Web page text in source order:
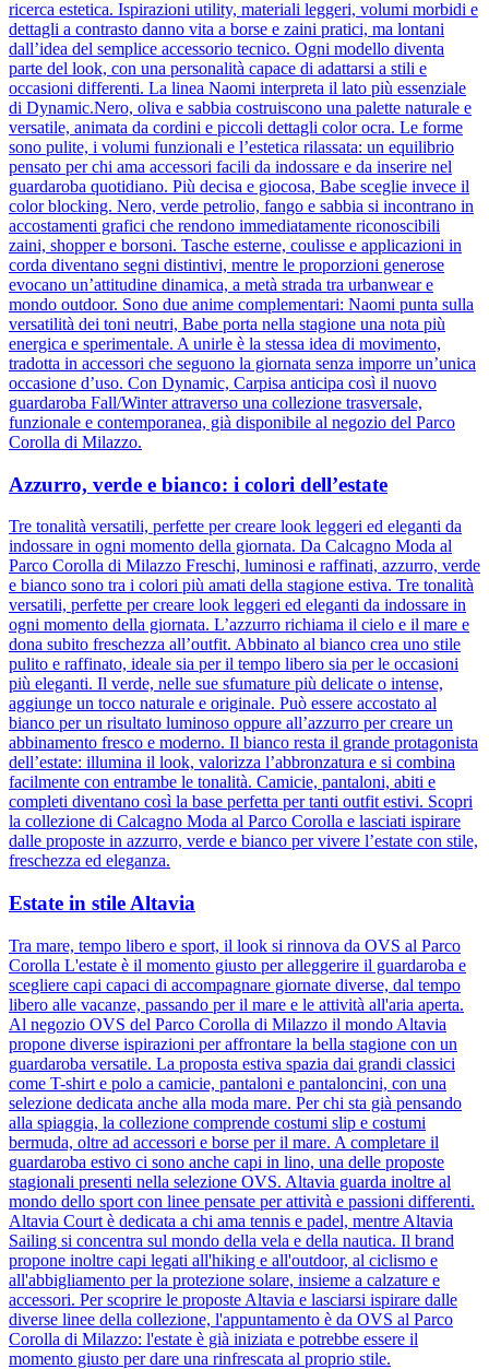
ricerca estetica. Ispirazioni utility, materiali leggeri, volumi morbidi e
dettagli a contrasto danno vita a borse e zaini pratici, ma lontani
dall’idea del semplice accessorio tecnico. Ogni modello diventa
parte del look, con una personalità capace di adattarsi a stili e
occasioni differenti. La linea Naomi interpreta il lato più essenziale
di Dynamic.Nero, oliva e sabbia costruiscono una palette naturale e
versatile, animata da cordini e piccoli dettagli color ocra. Le forme
sono pulite, i volumi funzionali e l’estetica rilassata: un equilibrio
pensato per chi ama accessori facili da indossare e da inserire nel
guardaroba quotidiano. Più decisa e giocosa, Babe sceglie invece il
color blocking. Nero, verde petrolio, fango e sabbia si incontrano in
accostamenti grafici che rendono immediatamente riconoscibili
zaini, shopper e borsoni. Tasche esterne, coulisse e applicazioni in
corda diventano segni distintivi, mentre le proporzioni generose
evocano un’attitudine dinamica, a metà strada tra urbanwear e
mondo outdoor. Sono due anime complementari: Naomi punta sulla
versatilità dei toni neutri, Babe porta nella stagione una nota più
energica e sperimentale. A unirle è la stessa idea di movimento,
tradotta in accessori che seguono la giornata senza imporre un’unica
occasione d’uso. Con Dynamic, Carpisa anticipa così il nuovo
guardaroba Fall/Winter attraverso una collezione trasversale,
funzionale e contemporanea, già disponibile al negozio del Parco
Corolla di Milazzo.
Azzurro, verde e bianco: i colori dell’estate
Tre tonalità versatili, perfette per creare look leggeri ed eleganti da
indossare in ogni momento della giornata. Da Calcagno Moda al
Parco Corolla di Milazzo Freschi, luminosi e raffinati, azzurro, verde
e bianco sono tra i colori più amati della stagione estiva. Tre tonalità
versatili, perfette per creare look leggeri ed eleganti da indossare in
ogni momento della giornata. L’azzurro richiama il cielo e il mare e
dona subito freschezza all’outfit. Abbinato al bianco crea uno stile
pulito e raffinato, ideale sia per il tempo libero sia per le occasioni
più eleganti. Il verde, nelle sue sfumature più delicate o intense,
aggiunge un tocco naturale e originale. Può essere accostato al
bianco per un risultato luminoso oppure all’azzurro per creare un
abbinamento fresco e moderno. Il bianco resta il grande protagonista
dell’estate: illumina il look, valorizza l’abbronzatura e si combina
facilmente con entrambe le tonalità. Camicie, pantaloni, abiti e
completi diventano così la base perfetta per tanti outfit estivi. Scopri
la collezione di Calcagno Moda al Parco Corolla e lasciati ispirare
dalle proposte in azzurro, verde e bianco per vivere l’estate con stile,
freschezza ed eleganza.
Estate in stile Altavia
Tra mare, tempo libero e sport, il look si rinnova da OVS al Parco
Corolla L'estate è il momento giusto per alleggerire il guardaroba e
scegliere capi capaci di accompagnare giornate diverse, dal tempo
libero alle vacanze, passando per il mare e le attività all'aria aperta.
Al negozio OVS del Parco Corolla di Milazzo il mondo Altavia
propone diverse ispirazioni per affrontare la bella stagione con un
guardaroba versatile. La proposta estiva spazia dai grandi classici
come T-shirt e polo a camicie, pantaloni e pantaloncini, con una
selezione dedicata anche alla moda mare. Per chi sta già pensando
alla spiaggia, la collezione comprende costumi slip e costumi
bermuda, oltre ad accessori e borse per il mare. A completare il
guardaroba estivo ci sono anche capi in lino, una delle proposte
stagionali presenti nella selezione OVS. Altavia guarda inoltre al
mondo dello sport con linee pensate per attività e passioni differenti.
Altavia Court è dedicata a chi ama tennis e padel, mentre Altavia
Sailing si concentra sul mondo della vela e della nautica. Il brand
propone inoltre capi legati all'hiking e all'outdoor, al ciclismo e
all'abbigliamento per la protezione solare, insieme a calzature e
accessori. Per scoprire le proposte Altavia e lasciarsi ispirare dalle
diverse linee della collezione, l'appuntamento è da OVS al Parco
Corolla di Milazzo: l'estate è già iniziata e potrebbe essere il
momento giusto per dare una rinfrescata al proprio stile.